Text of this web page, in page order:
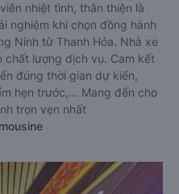
nhiệt tình, thân thiện là
nghiệm khi chọn đồng hành
Ninh từ Thanh Hóa. Nhà xe
lượng dịch vụ. Cam kết
đúng thời gian dự kiến,
hẹn trước,... Mang đến cho
trọn vẹn nhất